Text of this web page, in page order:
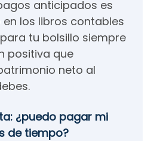
anticipados es
los libros contables
tu bolsillo siempre
positiva que
neto al
¿puedo pagar mi
de tiempo?